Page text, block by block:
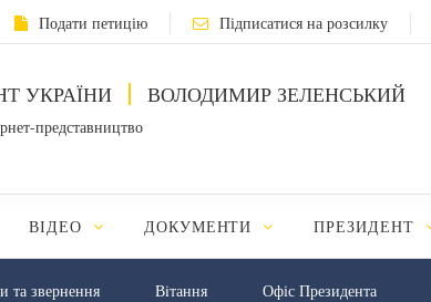
Подати петицію Підписатися на розсилку
УКРАЇНИ ВОЛОДИМИР ЗЕЛЕНСЬКИЙ
представництво
ВІДЕО ДОКУМЕНТИ ПРЕЗИДЕНТ
та звернення Вiтання Офіс Президента